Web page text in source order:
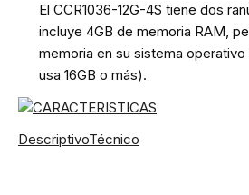
El CCR1036-12G-4S tiene dos
incluye 4GB de memoria RAM,
memoria en su sistema
usa 16GB o más).
DescriptivoTécnico